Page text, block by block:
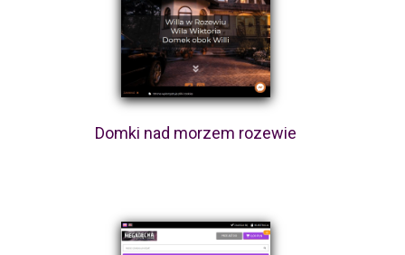
Domki nad morzem rozewie